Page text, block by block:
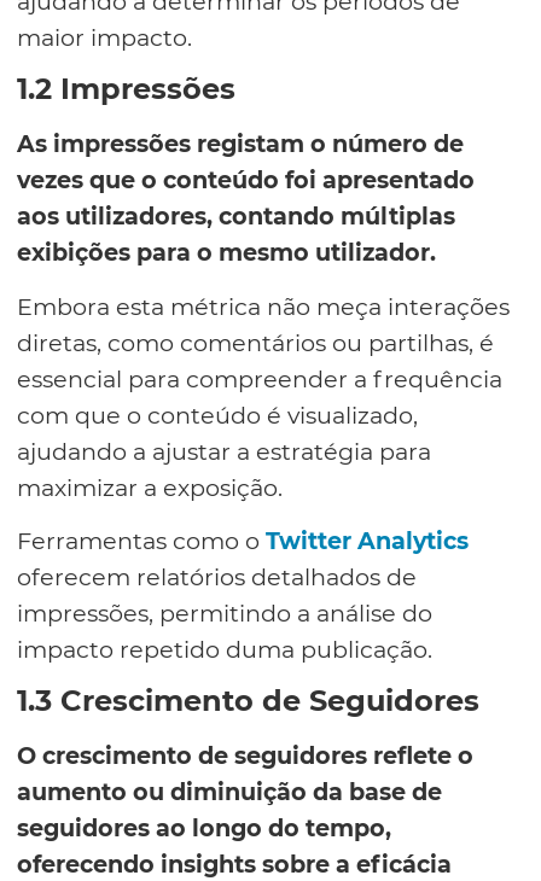
maior impacto.
1.2 Impressões
As impressões registam o número de
vezes que o conteúdo foi apresentado
aos utilizadores, contando múltiplas
exibições para o mesmo utilizador.
Embora esta métrica não meça interações
diretas, como comentários ou partilhas, é
essencial para compreender a frequência
com que o conteúdo é visualizado,
ajudando a ajustar a estratégia para
maximizar a exposição.
Ferramentas como o Twitter Analytics
oferecem relatórios detalhados de
impressões, permitindo a análise do
impacto repetido duma publicação.
1.3 Crescimento de Seguidores
O crescimento de seguidores reflete o
aumento ou diminuição da base de
seguidores ao longo do tempo,
oferecendo insights sobre a eficácia